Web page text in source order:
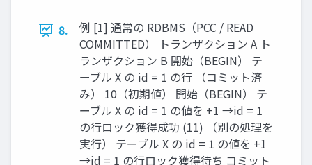
8.
例 [1] 通常の RDBMS（PCC / READ
COMMITTED） トランザクション A ト
ランザクション B 開始（BEGIN） テ
ーブル X の id = 1 の行 （コミット済
み） 10（初期値） 開始（BEGIN） テ
ーブル X の id = 1 の値を +1 →id = 1
の行ロック獲得成功 (11) （別の処理を
実行） テーブル X の id = 1 の値を +1
→id = 1 の行ロック獲得待ち コミット